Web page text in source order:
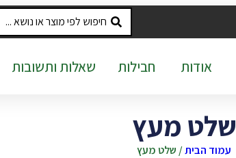
אודות חבילות שאלות ותשובות
שלט מעץ
עמוד הבית/ שלט מעץ